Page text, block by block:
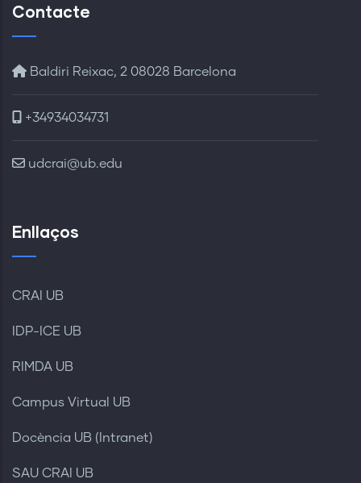
Contacte
Baldiri Reixac, 2 08028 Barcelona
+34934034731
udcrai@ub.edu
Enllaços
CRAI UB
IDP-ICE UB
RIMDA UB
Campus Virtual UB
Docència UB (Intranet)
SAU CRAI UB